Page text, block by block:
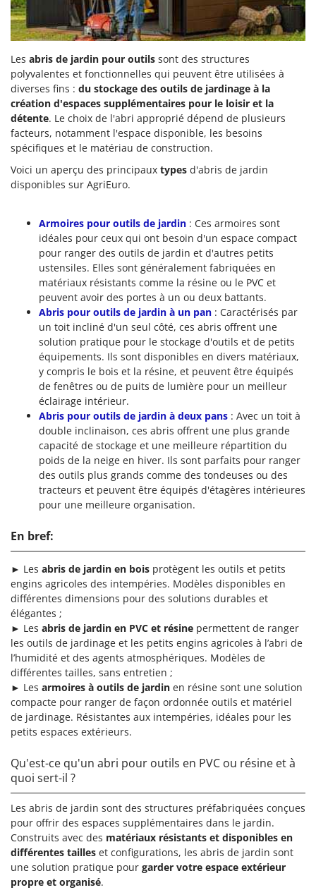
Les abris de jardin pour outils sont des structures
polyvalentes et fonctionnelles qui peuvent être utilisées à
diverses fins : du stockage des outils de jardinage à la
création d'espaces supplémentaires pour le loisir et la
détente. Le choix de l'abri approprié dépend de plusieurs
facteurs, notamment l'espace disponible, les besoins
spécifiques et le matériau de construction.
Voici un aperçu des principaux types d'abris de jardin
disponibles sur AgriEuro.
Armoires pour outils de jardin : Ces armoires sont
idéales pour ceux qui ont besoin d'un espace compact
pour ranger des outils de jardin et d'autres petits
ustensiles. Elles sont généralement fabriquées en
matériaux résistants comme la résine ou le PVC et
peuvent avoir des portes à un ou deux battants.
Abris pour outils de jardin à un pan : Caractérisés par
un toit incliné d'un seul côté, ces abris offrent une
solution pratique pour le stockage d'outils et de petits
équipements. Ils sont disponibles en divers matériaux,
y compris le bois et la résine, et peuvent être équipés
de fenêtres ou de puits de lumière pour un meilleur
éclairage intérieur.
Abris pour outils de jardin à deux pans : Avec un toit à
double inclinaison, ces abris offrent une plus grande
capacité de stockage et une meilleure répartition du
poids de la neige en hiver. Ils sont parfaits pour ranger
des outils plus grands comme des tondeuses ou des
tracteurs et peuvent être équipés d'étagères intérieures
pour une meilleure organisation.
En bref:
► Les abris de jardin en bois protègent les outils et petits
engins agricoles des intempéries. Modèles disponibles en
différentes dimensions pour des solutions durables et
élégantes ;
► Les abris de jardin en PVC et résine permettent de ranger
les outils de jardinage et les petits engins agricoles à l’abri de
l’humidité et des agents atmosphériques. Modèles de
différentes tailles, sans entretien ;
► Les armoires à outils de jardin en résine sont une solution
compacte pour ranger de façon ordonnée outils et matériel
de jardinage. Résistantes aux intempéries, idéales pour les
petits espaces extérieurs.
Qu'est-ce qu'un abri pour outils en PVC ou résine et à
quoi sert-il ?
Les abris de jardin sont des structures préfabriquées conçues
pour offrir des espaces supplémentaires dans le jardin.
Construits avec des matériaux résistants et disponibles en
différentes tailles et configurations, les abris de jardin sont
une solution pratique pour garder votre espace extérieur
propre et organisé.